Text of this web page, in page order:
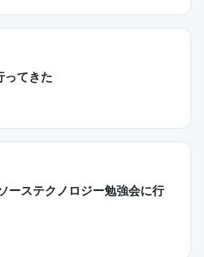
てきた
ーステクノロジー勉強会に行